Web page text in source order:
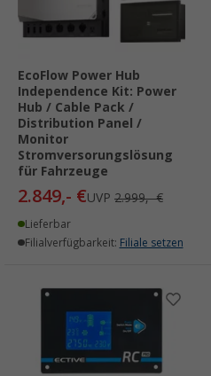
EcoFlow Power Hub
Independence Kit: Power
Hub / Cable Pack /
Distribution Panel /
Monitor
Stromversorungslösung
für Fahrzeuge
2.849,- €UVP 2.999,- €
Lieferbar
Filialverfügbarkeit: Filiale setzen